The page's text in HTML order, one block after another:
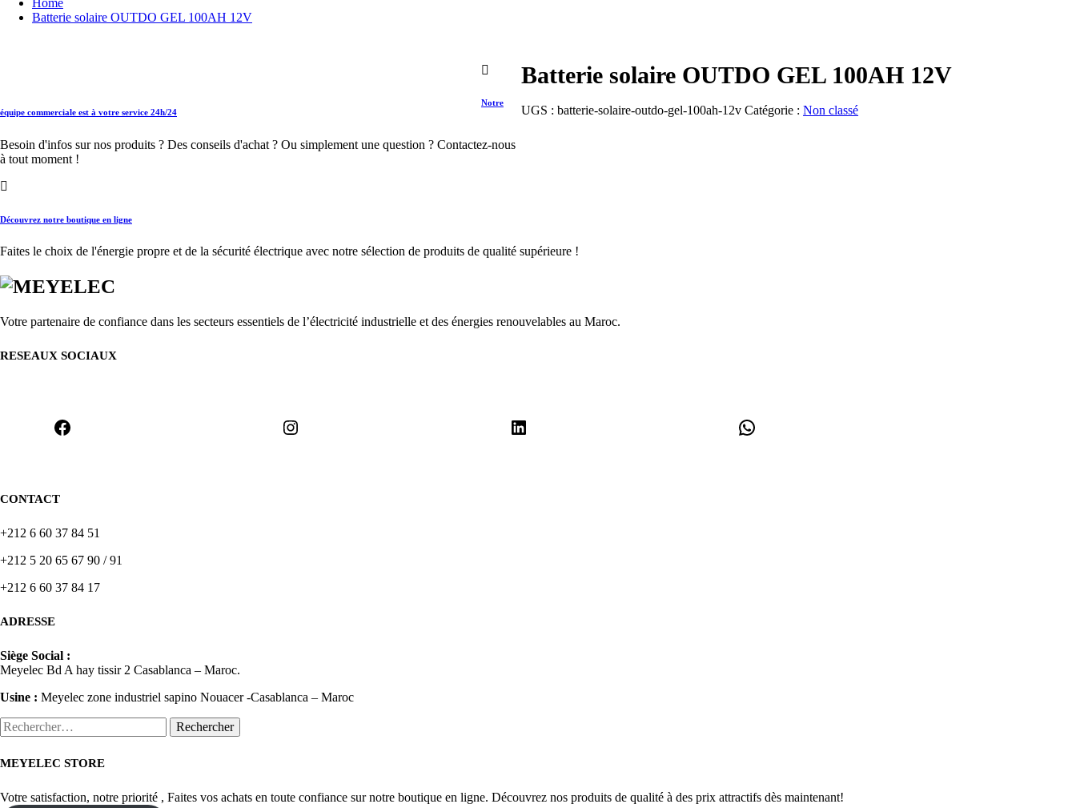
Batterie solaire OUTDO GEL 100AH 12V
Batterie solaire OUTDO GEL 100AH 12V
UGS :batterie-solaire-outdo-gel-100ah-12v Catégorie :Non classé
Notre
équipe commerciale est à votre service 24h/24
Besoin d'infos sur nos produits ? Des conseils d'achat ? Ou simplement une question ? Contactez-nous
à tout moment !
Découvrez notre boutique en ligne
Faites le choix de l'énergie propre et de la sécurité électrique avec notre sélection de produits de qualité supérieure !
Votre partenaire de confiance dans les secteurs essentiels de l’électricité industrielle et des énergies renouvelables au Maroc.
RESEAUX SOCIAUX
Facebook Instagram LinkedIn WhatsApp
CONTACT
+212 6 60 37 84 51
+212 5 20 65 67 90 / 91
+212 6 60 37 84 17
ADRESSE
Siège Social :
Meyelec Bd A hay tissir 2 Casablanca – Maroc.
Usine : Meyelec zone industriel sapino Nouacer -Casablanca – Maroc
Rechercher :
MEYELEC STORE
Votre satisfaction, notre priorité , Faites vos achats en toute confiance sur notre boutique en ligne. Découvrez nos produits de qualité à des prix attractifs dès maintenant!